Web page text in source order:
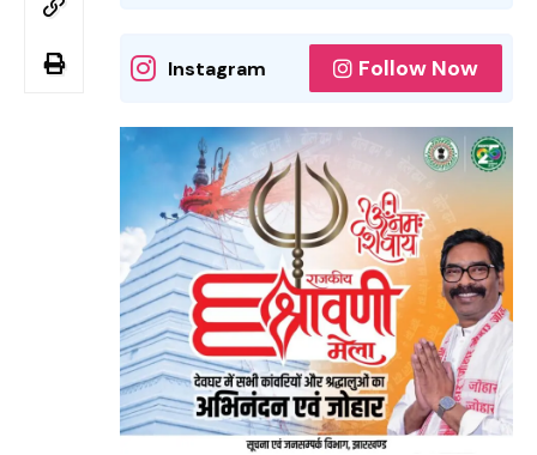
Instagram Follow Now